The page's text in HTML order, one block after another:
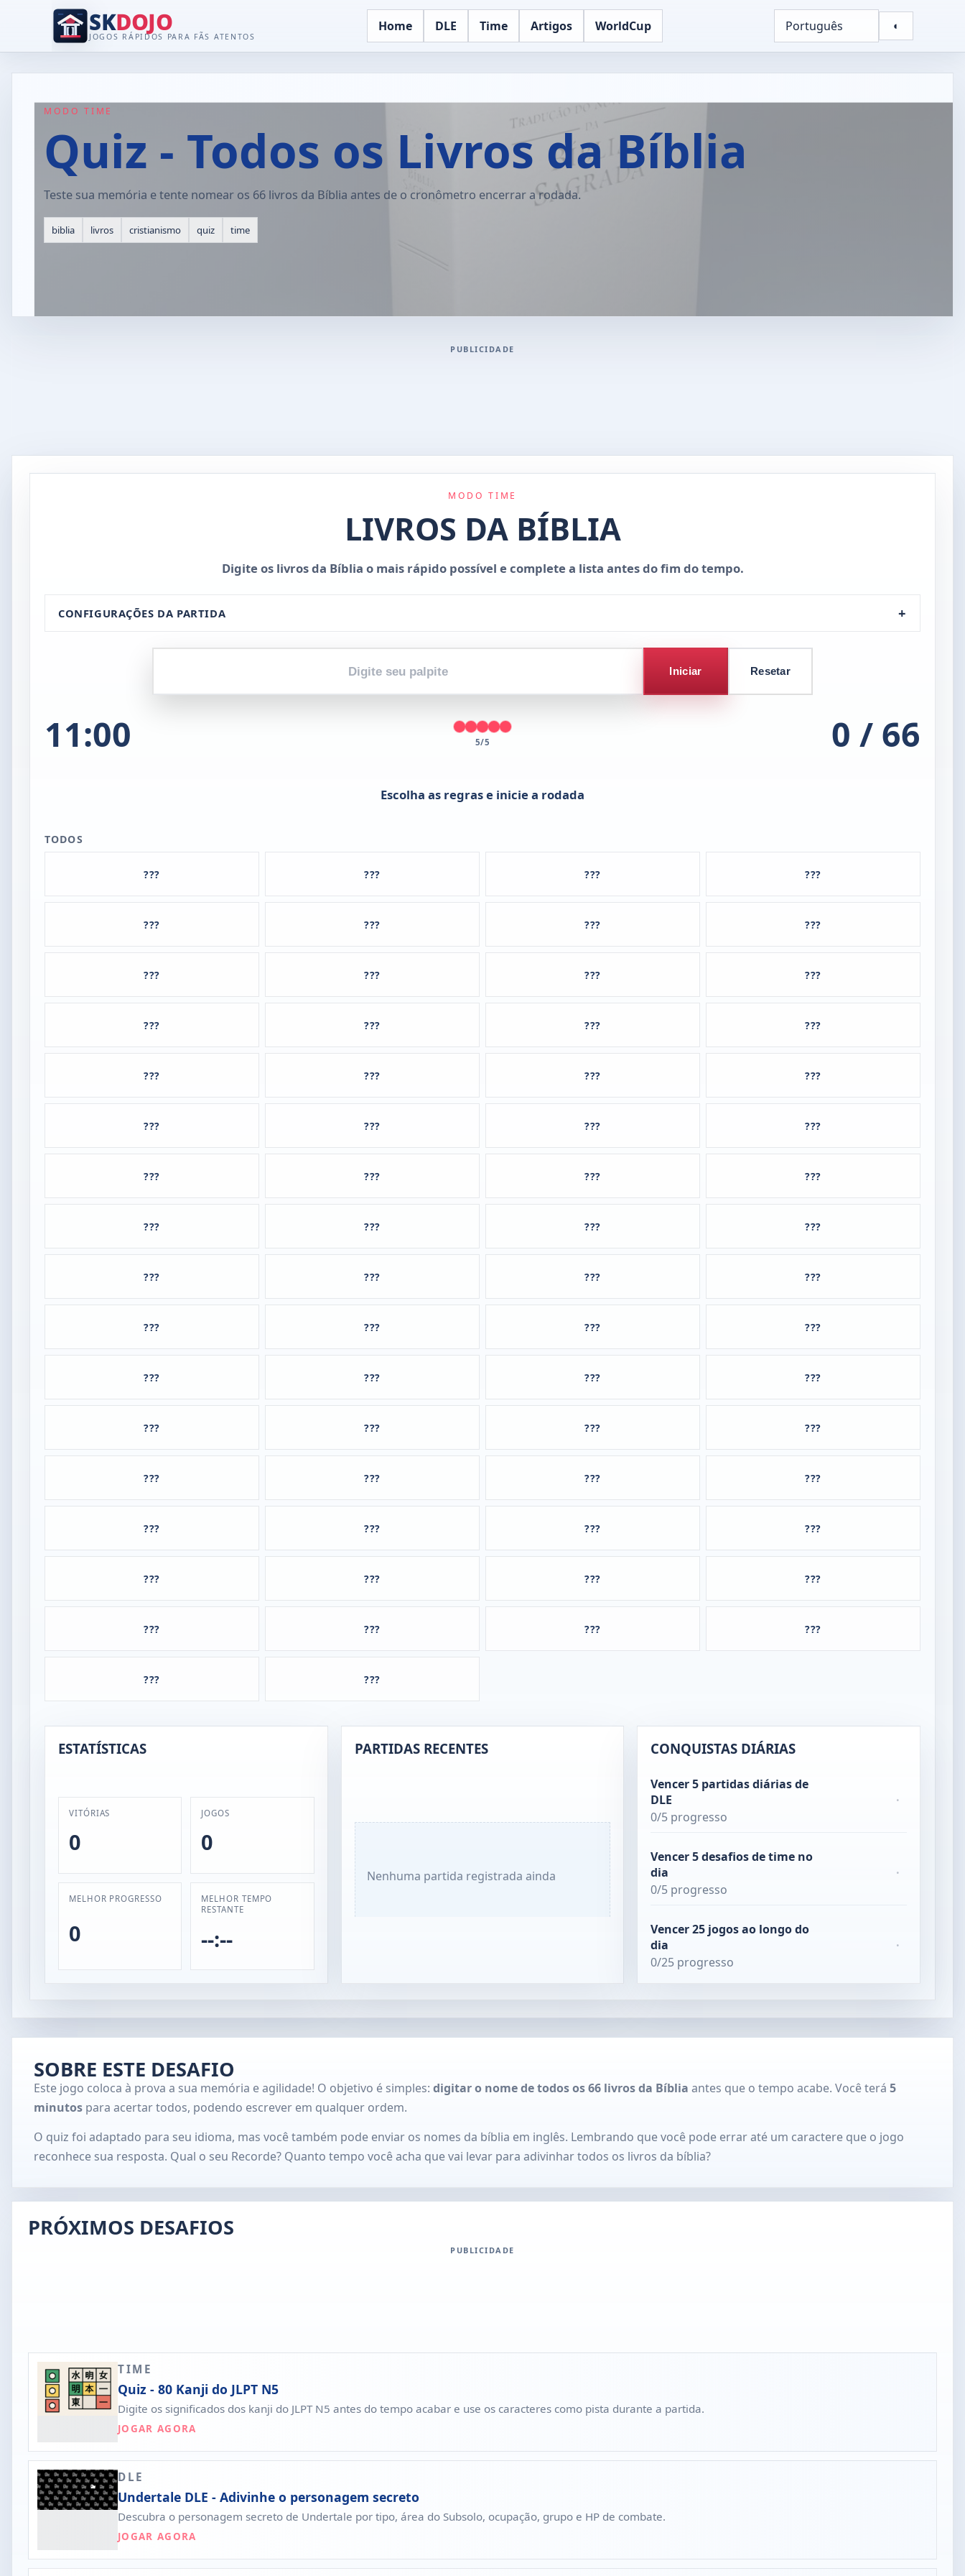
SKDOJO
JOGOS RÁPIDOS PARA FÃS ATENTOS
Home DLE Time Artigos WorldCup Português ◐
MODO TIME
Quiz - Todos os Livros da Bíblia
Teste sua memória e tente nomear os 66 livros da Bíblia antes de o cronômetro encerrar a rodada.
biblia livros cristianismo quiz time
PUBLICIDADE
MODO TIME
LIVROS DA BÍBLIA
Digite os livros da Bíblia o mais rápido possível e complete a lista antes do fim do tempo.
CONFIGURAÇÕES DA PARTIDA
seu
Iniciar Resetar
11:00 5/5 0 / 66
Escolha as regras e inicie a rodada
TODOS
??? ??? ??? ???
??? ??? ??? ???
??? ??? ??? ???
??? ??? ??? ???
??? ??? ??? ???
??? ??? ??? ???
??? ??? ??? ???
??? ??? ??? ???
??? ??? ??? ???
??? ??? ??? ???
??? ??? ??? ???
??? ??? ??? ???
??? ??? ??? ???
??? ??? ??? ???
??? ??? ??? ???
??? ??? ??? ???
??? ???
ESTATÍSTICAS
VITÓRIAS
0
JOGOS
0
MELHOR PROGRESSO
0
MELHOR TEMPO
RESTANTE
--:--
PARTIDAS RECENTES
Nenhuma partida registrada ainda
CONQUISTAS DIÁRIAS
Vencer 5 partidas diárias de
DLE
0/5 progresso
·
Vencer 5 desafios de time no
dia
0/5 progresso
·
Vencer 25 jogos ao longo do
dia
0/25 progresso
·
SOBRE ESTE DESAFIO
Este jogo coloca à prova a sua memória e agilidade! O objetivo é simples: digitar o nome de todos os 66 livros da Bíblia antes que o tempo acabe. Você terá 5
minutospara acertar todos, podendo escrever em qualquer ordem.
O quiz foi adaptado para seu idioma, mas você também pode enviar os nomes da bíblia em inglês. Lembrando que você pode errar até um caractere que o jogo
reconhece sua resposta. Qual o seu Recorde? Quanto tempo você acha que vai levar para adivinhar todos os livros da bíblia?
PRÓXIMOS DESAFIOS
PUBLICIDADE
TIME
Quiz - 80 Kanji do JLPT N5
Digite os significados dos kanji do JLPT N5 antes do tempo acabar e use os caracteres como pista durante a partida.
JOGAR AGORA
DLE
Undertale DLE - Adivinhe o personagem secreto
Descubra o personagem secreto de Undertale por tipo, área do Subsolo, ocupação, grupo e HP de combate.
JOGAR AGORA